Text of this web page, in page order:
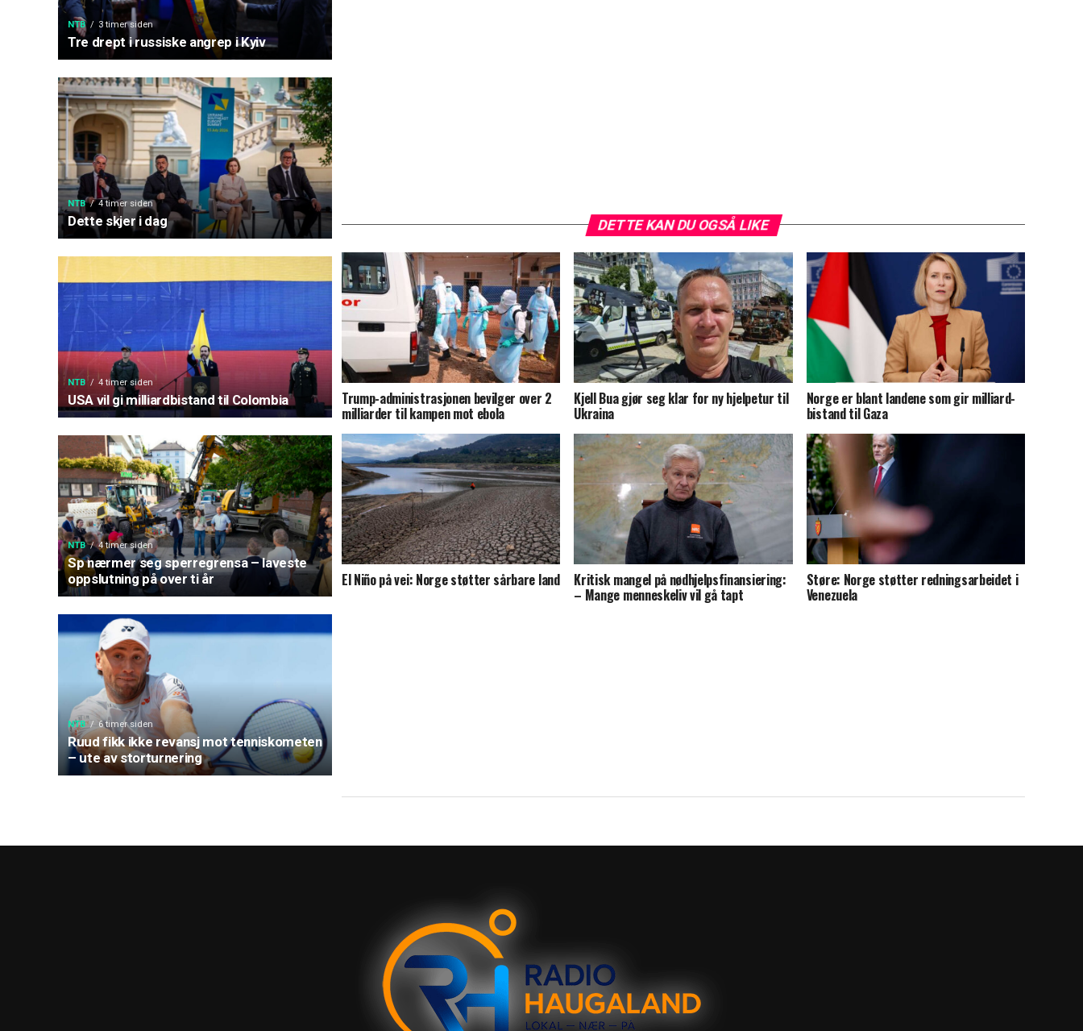
NTB 3 timer siden
Tre drept i russiske angrep i Kyiv
NTB 4 timer siden
Dette skjer i dag
NTB 4 timer siden
USA vil gi milliardbistand til Colombia
NTB 4 timer siden
Sp nærmer seg sperregrensa – laveste
oppslutning på over ti år
NTB 6 timer siden
Ruud fikk ikke revansj mot tenniskometen
– ute av storturnering
DETTE KAN DU OGSÅ LIKE
Trump-administrasjonen bevilger over 2
milliarder til kampen mot ebola
Kjell Bua gjør seg klar for ny hjelpetur til
Ukraina
Norge er blant landene som gir milliard-
bistand til Gaza
El Niño på vei: Norge støtter sårbare land Kritisk mangel på nødhjelpsfinansiering:
– Mange menneskeliv vil gå tapt
Støre: Norge støtter redningsarbeidet i
Venezuela